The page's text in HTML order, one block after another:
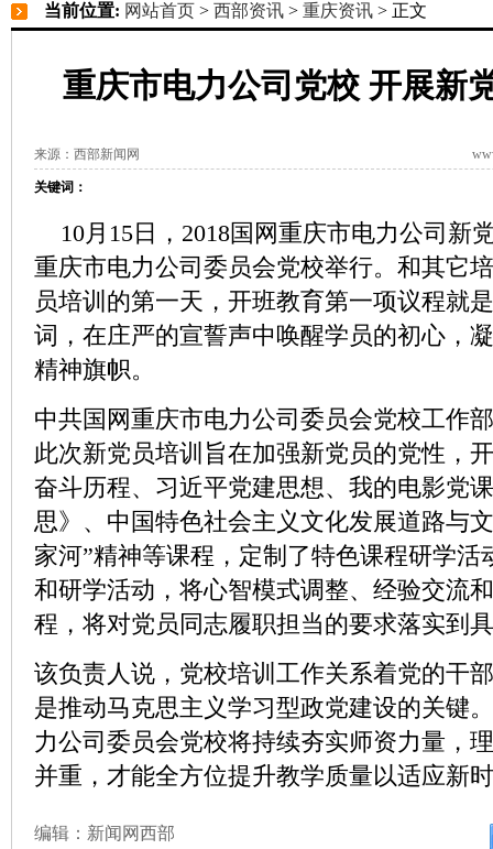
当前位置: 网站首页 > 西部资讯 > 重庆资讯 > 正文
重庆市电力公司党校 开展新
来源：西部新闻网
关键词：
10月15日，2018国网重庆市电力公司新
重庆市电力公司委员会党校举行。和其它
员培训的第一天，开班教育第一项议程就
词，在庄严的宣誓声中唤醒学员的初心，
精神旗帜。
中共国网重庆市电力公司委员会党校工作
此次新党员培训旨在加强新党员的党性，
奋斗历程、习近平党建思想、我的电影
思》、中国特色社会主义文化发展道路与
家河”精神等课程，定制了特色课程研学活
和研学活动，将心智模式调整、经验交流
程，将对党员同志履职担当的要求落实到
该负责人说，党校培训工作关系着党的干
是推动马克思主义学习型政党建设的关键
力公司委员会党校将持续夯实师资力量，
并重，才能全方位提升教学质量以适应新
编辑：新闻网西部